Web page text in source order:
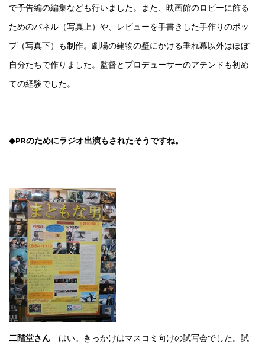
で予告編の編集なども行いました。また、映画館のロビーに飾る
ためのパネル（写真上）や、レビューを手書きした手作りのポッ
プ（写真下）も制作。劇場の建物の壁にかける垂れ幕以外はほぼ
自分たちで作りました。監督とプロデューサーのアテンドも初め
ての経験でした。
◆PRのためにラジオ出演もされたそうですね。
二階堂さん はい。きっかけはマスコミ向けの試写会でした。試